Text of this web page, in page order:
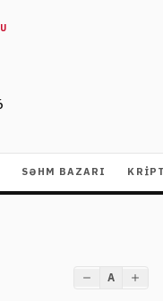
SƏHM BAZARI
A